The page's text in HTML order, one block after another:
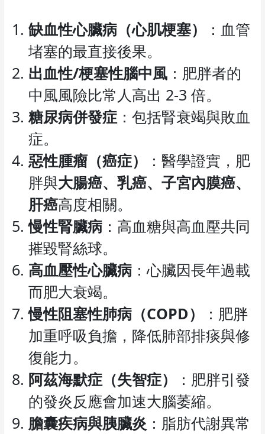
缺血性心臟病（心肌梗塞）
：血管
堵塞的最直接後果。
出血性/梗塞性腦中風 ：肥胖者的
中風風險比常人高出 2-3 倍。
糖尿病併發症 ：包括腎衰竭與敗血
症。
惡性腫瘤（癌症）
：醫學證實，肥
胖與大腸癌、乳癌、子宮內膜癌、
肝癌高度相關。
慢性腎臟病 ：高血糖與高血壓共同
摧毀腎絲球。
高血壓性心臟病 ：心臟因長年過載
而肥大衰竭。
慢性阻塞性肺病（COPD）
：肥胖
加重呼吸負擔，降低肺部排痰與修
復能力。
阿茲海默症（失智症）
：肥胖引發
的發炎反應會加速大腦萎縮。
膽囊疾病與胰臟炎 ：脂肪代謝異常